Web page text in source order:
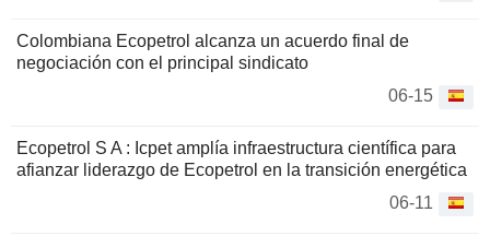
Colombiana Ecopetrol alcanza un acuerdo final de
negociación con el principal sindicato
06-15
Ecopetrol S A : Icpet amplía infraestructura científica para
afianzar liderazgo de Ecopetrol en la transición energética
06-11